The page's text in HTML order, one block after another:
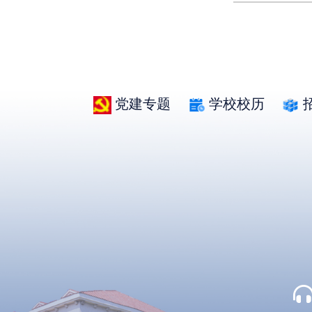
党建专题 学校校历